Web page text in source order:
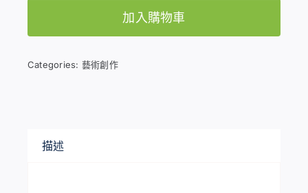
加入購物車
Categories: 藝術創作
描述